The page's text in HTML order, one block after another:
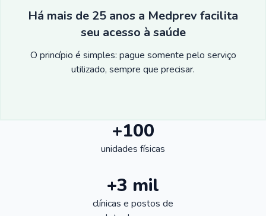
Há mais de 25 anos a Medprev facilita
seu acesso à saúde
O princípio é simples: pague somente pelo serviço
utilizado, sempre que precisar.
+100
unidades físicas
+3 mil
clínicas e postos de